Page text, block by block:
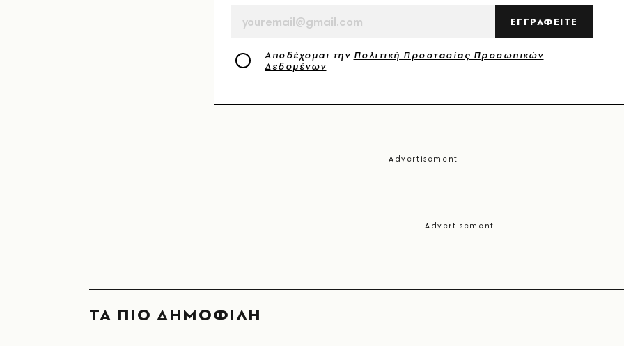
ΕΓΓΡΑΦΕΙΤΕ
Αποδέχομαι την Πολιτική Προστασίας Προσωπικών
Δεδομένων
ΤΑ ΠΙΟ ΔΗΜΟΦΙΛΗ